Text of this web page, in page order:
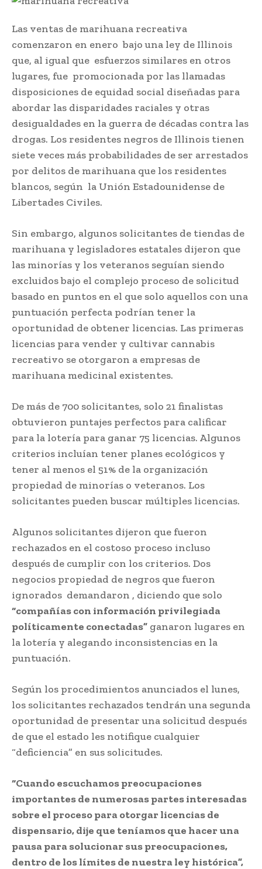
Las ventas de marihuana recreativa
comenzaron en enero bajo una ley de Illinois
que, al igual que esfuerzos similares en otros
lugares, fue promocionada por las llamadas
disposiciones de equidad social diseñadas para
abordar las disparidades raciales y otras
desigualdades en la guerra de décadas contra las
drogas. Los residentes negros de Illinois tienen
siete veces más probabilidades de ser arrestados
por delitos de marihuana que los residentes
blancos, según la Unión Estadounidense de
Libertades Civiles.
Sin embargo, algunos solicitantes de tiendas de
marihuana y legisladores estatales dijeron que
las minorías y los veteranos seguían siendo
excluidos bajo el complejo proceso de solicitud
basado en puntos en el que solo aquellos con una
puntuación perfecta podrían tener la
oportunidad de obtener licencias. Las primeras
licencias para vender y cultivar cannabis
recreativo se otorgaron a empresas de
marihuana medicinal existentes.
De más de 700 solicitantes, solo 21 finalistas
obtuvieron puntajes perfectos para calificar
para la lotería para ganar 75 licencias. Algunos
criterios incluían tener planes ecológicos y
tener al menos el 51% de la organización
propiedad de minorías o veteranos. Los
solicitantes pueden buscar múltiples licencias.
Algunos solicitantes dijeron que fueron
rechazados en el costoso proceso incluso
después de cumplir con los criterios. Dos
negocios propiedad de negros que fueron
ignorados demandaron , diciendo que solo
“compañías con información privilegiada
políticamente conectadas” ganaron lugares en
la lotería y alegando inconsistencias en la
puntuación.
Según los procedimientos anunciados el lunes,
los solicitantes rechazados tendrán una segunda
oportunidad de presentar una solicitud después
de que el estado les notifique cualquier
“deficiencia” en sus solicitudes.
“Cuando escuchamos preocupaciones
importantes de numerosas partes interesadas
sobre el proceso para otorgar licencias de
dispensario, dije que teníamos que hacer una
pausa para solucionar sus preocupaciones,
dentro de los límites de nuestra ley histórica”,